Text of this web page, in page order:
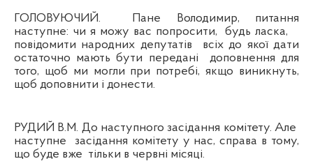
ГОЛОВУЮЧИЙ.
Пане Володимир, питання
наступне: чи я можу вас попросити,
будь ласка,
повідомити народних депутатів
всіх до якої дати
остаточно мають бути передані
доповнення для
того, щоб ми могли при потребі, якщо виникнуть,
щоб доповнити і донести.
РУДИЙ В.М. До наступного засідання комітету. Але
наступне
засідання комітету у нас, справа в тому,
що буде вже тільки в червні місяці.